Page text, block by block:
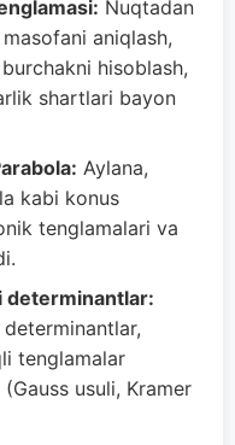
Nuqtadan
aniqlash,
hisoblash,
shartlari bayon
Aylana,
kabi konus
tenglamalari va
determinantlar:
tenglamalar
usuli, Kramer